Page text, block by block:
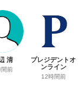
清
間前
プレジデントオ
ンライン
12時間前